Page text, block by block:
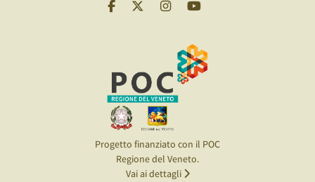
Progetto finanziato con il POC
Regione del Veneto.
Vai ai dettagli